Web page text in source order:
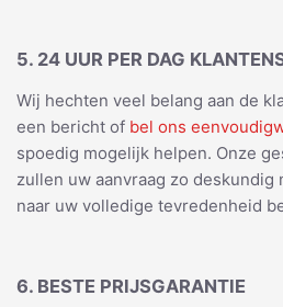
5. 24 UUR PER DAG
Wij hechten veel belang aan de
een bericht of bel ons
spoedig mogelijk helpen. Onze
zullen uw aanvraag zo deskundig
naar uw volledige tevredenheid
6. BESTE PRIJSGARANTIE